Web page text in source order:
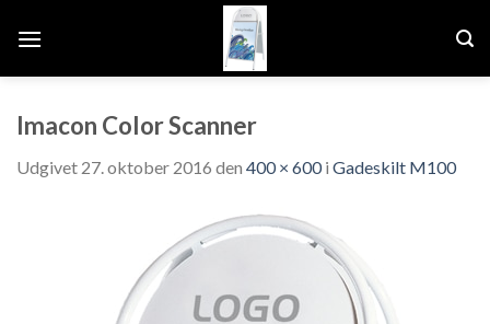
Imacon Color Scanner
Udgivet 27. oktober 2016 den 400 × 600i Gadeskilt M100